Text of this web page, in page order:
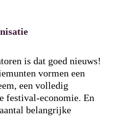
is dat goed nieuws!
vormen een
een volledig
festival-economie. En
belangrijke